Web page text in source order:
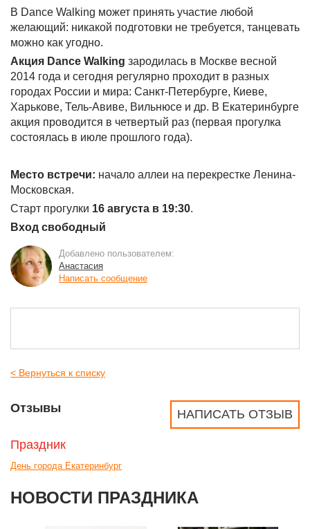
В Dance Walking может принять участие любой
желающий: никакой подготовки не требуется, танцевать
можно как угодно.
Акция Dance Walking зародилась в Москве весной
2014 года и сегодня регулярно проходит в разных
городах России и мира: Санкт-Петербурге, Киеве,
Харькове, Тель-Авиве, Вильнюсе и др. В Екатеринбурге
акция проводится в четвертый раз (первая прогулка
состоялась в июле прошлого года).
Место встречи: начало аллеи на перекрестке Ленина-
Московская.
Старт прогулки 16 августа в 19:30.
Вход свободный
Добавлено пользователем:
Анастасия
Написать сообщение
< Вернуться к списку
НАПИСАТЬ ОТЗЫВ
Отзывы
Праздник
День города Екатеринбург
НОВОСТИ ПРАЗДНИКА